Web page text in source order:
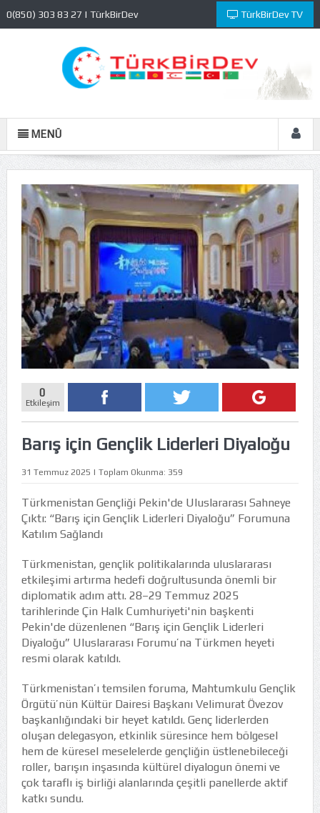
0(850) 303 83 27 | TürkBirDev TürkBirDev TV
MENÜ
0
Etkileşim
Barış için Gençlik Liderleri Diyaloğu
31 Temmuz 2025 | Toplam Okunma: 359
Türkmenistan Gençliği Pekin'de Uluslararası Sahneye
Çıktı: “Barış için Gençlik Liderleri Diyaloğu” Forumuna
Katılım Sağlandı
Türkmenistan, gençlik politikalarında uluslararası
etkileşimi artırma hedefi doğrultusunda önemli bir
diplomatik adım attı. 28–29 Temmuz 2025
tarihlerinde Çin Halk Cumhuriyeti'nin başkenti
Pekin'de düzenlenen “Barış için Gençlik Liderleri
Diyaloğu” Uluslararası Forumu’na Türkmen heyeti
resmi olarak katıldı.
Türkmenistan’ı temsilen foruma, Mahtumkulu Gençlik
Örgütü’nün Kültür Dairesi Başkanı Velimurat Övezov
başkanlığındaki bir heyet katıldı. Genç liderlerden
oluşan delegasyon, etkinlik süresince hem bölgesel
hem de küresel meselelerde gençliğin üstlenebileceği
roller, barışın inşasında kültürel diyalogun önemi ve
çok taraflı iş birliği alanlarında çeşitli panellerde aktif
katkı sundu.